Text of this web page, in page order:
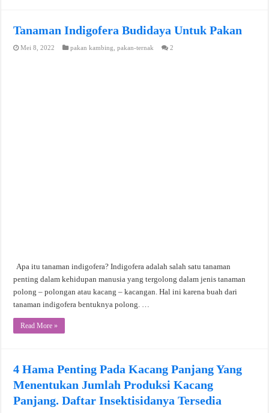
Tanaman Indigofera Budidaya Untuk Pakan
Mei 8, 2022 pakan kambing ,pakan-ternak 2
Apa itu tanaman indigofera? Indigofera adalah salah satu tanaman
penting dalam kehidupan manusia yang tergolong dalam jenis tanaman
polong – polongan atau kacang – kacangan. Hal ini karena buah dari
tanaman indigofera bentuknya polong. …
Read More »
4 Hama Penting Pada Kacang Panjang Yang
Menentukan Jumlah Produksi Kacang
Panjang. Daftar Insektisidanya Tersedia